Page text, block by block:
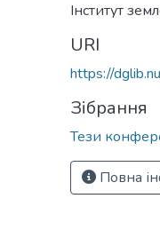
Інститут
URI
https://
Зібрання
Тези
Повна